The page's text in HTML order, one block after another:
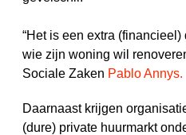
“Het is een extra (financieel)
wie zijn woning wil
Sociale Zaken Pablo Annys.
Daarnaast krijgen
(dure) private huurmarkt